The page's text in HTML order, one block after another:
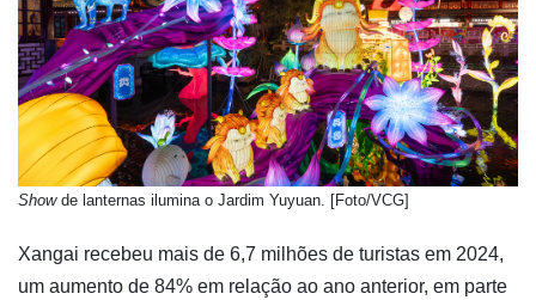
Showde lanternas ilumina o Jardim Yuyuan. [Foto/VCG]
Xangai recebeu mais de 6,7 milhões de turistas em 2024,
um aumento de 84% em relação ao ano anterior, em parte